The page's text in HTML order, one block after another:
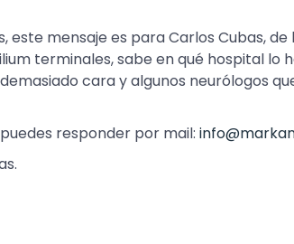
este mensaje es para Carlos Cubas,
terminales, sabe en qué hospital lo
cara y algunos neurólogos
responder por mail: